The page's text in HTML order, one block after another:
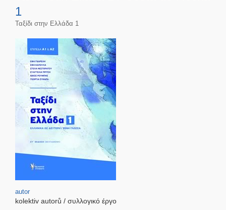
1
Ταξίδι στην Ελλάδα 1
autor
kolektiv autorů / συλλογικό έργο